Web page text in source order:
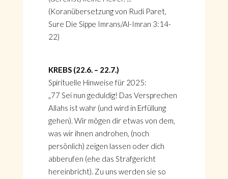
(Koranübersetzung von Rudi Paret,
Sure Die Sippe Imrans/Al-Imran 3:14-
22)
KREBS (22.6. – 22.7.)
Spirituelle Hinweise für 2025:
„77 Sei nun geduldig! Das Versprechen
Allahs ist wahr (und wird in Erfüllung
gehen). Wir mögen dir etwas von dem,
was wir ihnen androhen, (noch
persönlich) zeigen lassen oder dich
abberufen (ehe das Strafgericht
hereinbricht). Zu uns werden sie so